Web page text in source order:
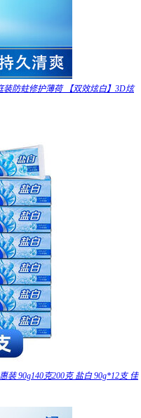
防蛀修护薄荷 【双效炫白】3D炫
装 90g140克200克 盐白 90g*12支 佳